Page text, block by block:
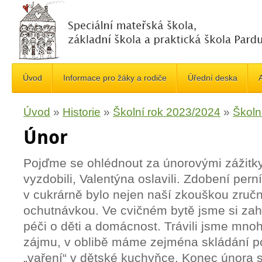
Úvod Informace pro žáky a rodiče Úřední deska
Úvod » Historie » Školní rok 2023/2024 »
Únor
Pojďme se ohlédnout za únorovými
vyzdobili, Valentýna oslavili. Zdobení
v cukrárně bylo nejen naší zkouškou
ochutnávkou. Ve cvičném bytě jsme si
péči o děti a domácnost. Trávili jsme
zájmu, v oblibě máme zejména skládání
„vaření“ v dětské kuchyňce. Konec února